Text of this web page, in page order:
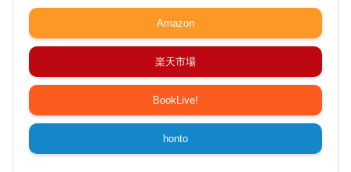
Amazon
楽天市場
BookLive!
honto